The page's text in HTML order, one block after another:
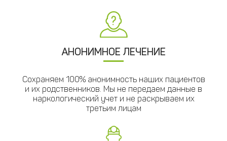
АНОНИМНОЕ ЛЕЧЕНИЕ
Сохраняем 100% анонимность наших пациентов
и их родственников. Мы не передаем данные в
наркологический учет и не раскрываем их
третьим лицам